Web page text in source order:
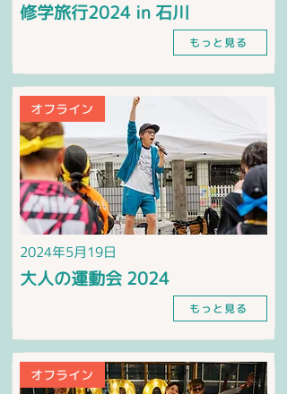
修学旅行2024 in 石川
もっと見る
オフライン
2024年5月19日
大人の運動会 2024
もっと見る
オフライン